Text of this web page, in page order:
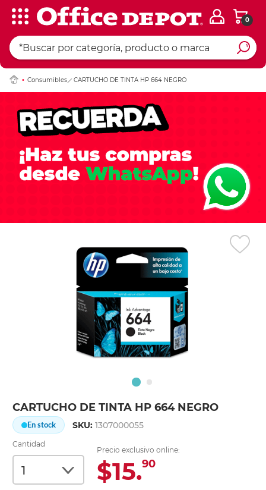
0
Consumibles CARTUCHO DE TINTA HP 664 NEGRO
CARTUCHO DE TINTA HP 664 NEGRO
En stock SKU:1307000055
Cantidad
Precio exclusivo online:
$15.90
Ingresar Codigo